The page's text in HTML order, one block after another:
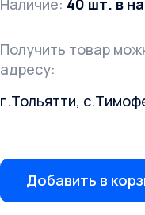
Наличие: 40 шт. в
Получить товар
адресу:
г.Тольятти,
Добавить в